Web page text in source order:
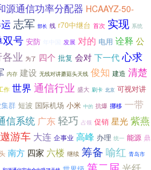
源通信功率分配器 HCAAYZ-50-
志军 部长 线 r70中继台 首次 实现 系统
双号 安防 发展 对的 电用 诠释 公
业 为了 四个 批复 会对 下一代 心求
内存 建设 无线对讲蘑菇头天线 俊知 建造 清楚
作 世界 通信行业 盛大 刷卡 北京 可视对讲
群 短波 国际机场 小米 中的 抗爆 挪移 一带
信系统 广东轻巧 占领 促销 星光 紫燕
遨游车 大连 企事业 高峰 办理 统一 能源 鼎
南方 四家 六楼 继续 筹备 喻红 青岛市